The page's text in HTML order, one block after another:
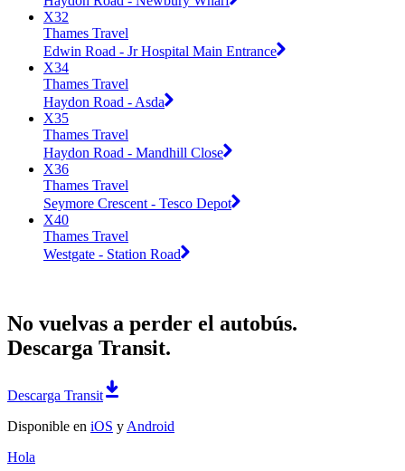
X32
Thames Travel
Edwin Road - Jr Hospital Main Entrance
X34
Thames Travel
Haydon Road - Asda
X35
Thames Travel
Haydon Road - Mandhill Close
X36
Thames Travel
Seymore Crescent - Tesco Depot
X40
Thames Travel
Westgate - Station Road
No vuelvas a perder el autobús.
Descarga Transit.
Descarga Transit
Disponible en iOS y Android
Hola